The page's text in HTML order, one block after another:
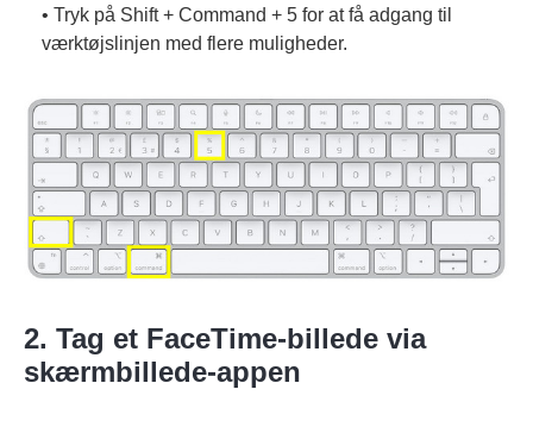
• Tryk på Shift + Command + 5 for at få adgang til
værktøjslinjen med flere muligheder.
2. Tag et FaceTime-billede via
skærmbillede-appen